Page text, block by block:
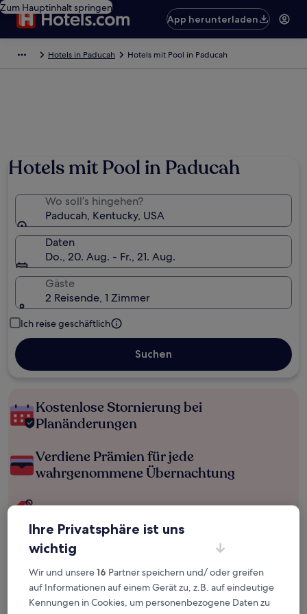
Zum Hauptinhalt springen
App herunterladen
Hotels in Paducah Hotels mit Pool in Paducah
Hotels mit Pool in Paducah
Wo soll’s hingehen?
Paducah, Kentucky, USA
Daten
Do., 20. Aug. - Fr., 21. Aug.
Gäste
2 Reisende, 1 Zimmer
Ich reise geschäftlich
Suchen
Kostenlose Stornierung bei
Planänderungen
Verdiene Prämien für jede
wahrgenommene Übernachtung
Mehr sparen mit Preisen für Mitglieder
Überprüfe die Preise für diese Daten
Heute
6. Aug. - 7. Aug.
Morgen
7. Aug. - 8. Aug.
Ihre Privatsphäre ist uns
wichtig
Wir und unsere16 Partner speichern und/ oder greifen
auf Informationen auf einem Gerät zu, z.B. auf eindeutige
Kennungen in Cookies, um personenbezogene Daten zu